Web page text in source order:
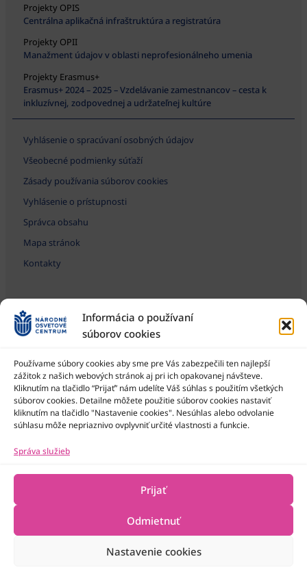
Informácia o používaní
súborov cookies
Používame súbory cookies aby sme pre Vás zabezpečili ten najlepší
zážitok z našich webových stránok aj pri ich opakovanej návšteve.
Kliknutím na tlačidlo “Prijať” nám udelíte Váš súhlas s použitím všetkých
súborov cookies. Detailne môžete použitie súborov cookies nastaviť
kliknutím na tlačidlo "Nastavenie cookies". Nesúhlas alebo odvolanie
súhlasu môže nepriaznivo ovplyvniť určité vlastnosti a funkcie.
Správa služieb
Prijať
Odmietnuť
Nastavenie cookies
Projekty OPIS
Centrálna aplikačná infraštruktúra a registratúra
Projekty OPII
Manažment údajov v oblasti neprofesionálneho umenia
Projekty Erasmus+
Erasmus+ 2024 – 2025 – Vzdelávanie zamestnancov – cesta k
inkluzívnej, zodpovednej a udržateľnej kultúre
Vyhlásenie o spracúvaní osobných údajov
Všeobecné podmienky súťaží
Zásady používania súborov cookies
Vyhlásenie o prístupnosti
Správca obsahu
Mapa stránok
Kontakty
Národné osvetové centrum je štátna príspevková organizácia
Ministerstva kultúry SR
2022-2026 © Národné osvetové centrumVšetky práva vyhradené